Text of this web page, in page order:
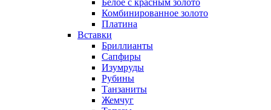
Белое с красным золото
Комбинированное золото
Платина
Вставки
Бриллианты
Сапфиры
Изумруды
Рубины
Танзаниты
Жемчуг